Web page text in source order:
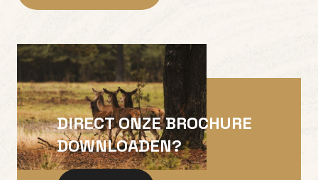
DIRECT ONZE BROCHURE
DOWNLOADEN?